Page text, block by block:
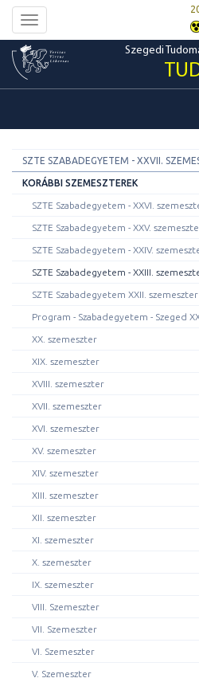
Toggle
navigation
Szegedi
SZTE SZABADEGYETEM - XXVII.
KORÁBBI SZEMESZTEREK
SZTE Szabadegyetem - XXVI.
SZTE Szabadegyetem - XXV.
SZTE Szabadegyetem - XXIV.
SZTE Szabadegyetem - XXIII.
SZTE Szabadegyetem XXII. szemeszter
Program - Szabadegyetem - Szeged
XX. szemeszter
XIX. szemeszter
XVIII. szemeszter
XVII. szemeszter
XVI. szemeszter
XV. szemeszter
XIV. szemeszter
XIII. szemeszter
XII. szemeszter
XI. szemeszter
X. szemeszter
IX. szemeszter
VIII. Szemeszter
VII. Szemeszter
VI. Szemeszter
V. Szemeszter